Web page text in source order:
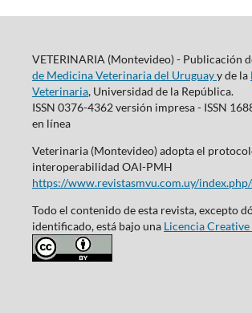
VETERINARIA (Montevideo) - Publicación
de Medicina Veterinaria del Uruguayy de la
Veterinaria, Universidad de la República.
ISSN 0376-4362 versión impresa - ISSN
en línea
Veterinaria (Montevideo) adopta el
interoperabilidad OAI-PMH
https://www.revistasmvu.com.uy/
Todo el contenido de esta revista, excepto
identificado, está bajo una Licencia